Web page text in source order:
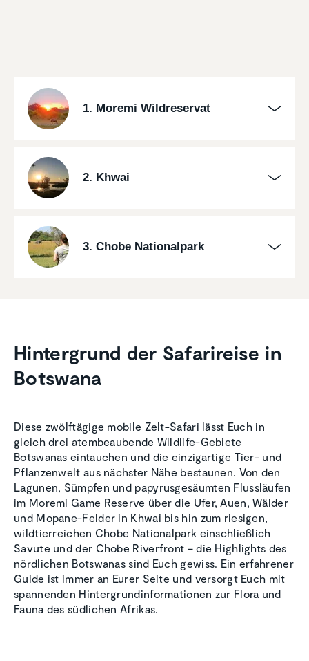
1. Moremi Wildreservat
2. Khwai
3. Chobe Nationalpark
Hinter­grund der Safari­reise in
Botswana
Diese zwölftägige mobile Zelt-Safari lässt Euch in
gleich drei atembeaubende Wildlife-Gebiete
Botswanas eintauchen und die einzigartige Tier- und
Pflanzenwelt aus nächster Nähe bestaunen. Von den
Lagunen, Sümpfen und papyrusgesäumten Flussläufen
im Moremi Game Reserve über die Ufer, Auen, Wälder
und Mopane-Felder in Khwai bis hin zum riesigen,
wildtierreichen Chobe Nationalpark einschließlich
Savute und der Chobe Riverfront – die Highlights des
nördlichen Botswanas sind Euch gewiss. Ein erfahrener
Guide ist immer an Eurer Seite und versorgt Euch mit
spannenden Hintergrundinformationen zur Flora und
Fauna des südlichen Afrikas.